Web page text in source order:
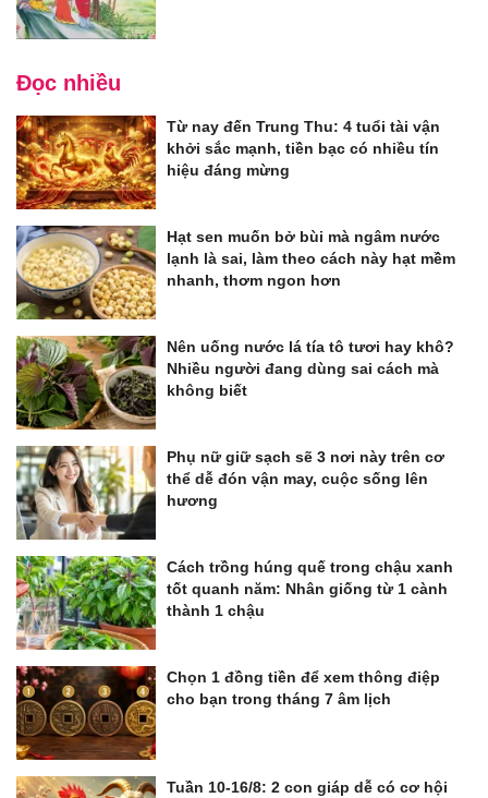
Đọc nhiều
Từ nay đến Trung Thu: 4 tuổi tài vận
khởi sắc mạnh, tiền bạc có nhiều tín
hiệu đáng mừng
Hạt sen muốn bở bùi mà ngâm nước
lạnh là sai, làm theo cách này hạt mềm
nhanh, thơm ngon hơn
Nên uống nước lá tía tô tươi hay khô?
Nhiều người đang dùng sai cách mà
không biết
Phụ nữ giữ sạch sẽ 3 nơi này trên cơ
thể dễ đón vận may, cuộc sống lên
hương
Cách trồng húng quế trong chậu xanh
tốt quanh năm: Nhân giống từ 1 cành
thành 1 chậu
Chọn 1 đồng tiền để xem thông điệp
cho bạn trong tháng 7 âm lịch
Tuần 10-16/8: 2 con giáp dễ có cơ hội